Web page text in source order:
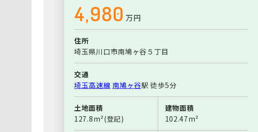
4,980 万円
住所
埼玉県川口市南鳩ヶ谷５丁目
交通
埼玉高速線 南鳩ヶ谷駅 徒歩5分
土地面積
127.8m²(登記)
建物面積
102.47m²